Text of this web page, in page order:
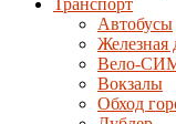
Транспорт
Автобусы
Железная
Вело-
Вокзалы
Обход